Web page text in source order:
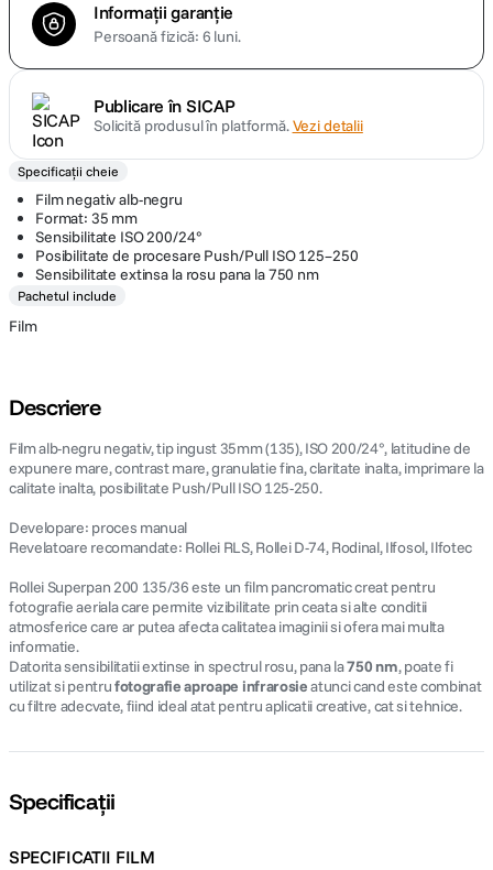
10. godox
Informații garanție
Persoană fizică: 6 luni.
Publicare în SICAP
Solicită produsul în platformă.Vezi detalii
Specificații cheie
Film negativ alb-negru
Format: 35 mm
Sensibilitate ISO 200/24°
Posibilitate de procesare Push/Pull ISO 125–250
Sensibilitate extinsa la rosu pana la 750 nm
Pachetul include
Film
Descriere
Film alb-negru negativ, tip ingust 35mm (135), ISO 200/24°, latitudine de
expunere mare, contrast mare, granulatie fina, claritate inalta, imprimare la
calitate inalta, posibilitate Push/Pull ISO 125-250.
Developare: proces manual
Revelatoare recomandate: Rollei RLS, Rollei D-74, Rodinal, Ilfosol, Ilfotec
Rollei Superpan 200 135/36 este un film pancromatic creat pentru
fotografie aeriala care permite vizibilitate prin ceata si alte conditii
atmosferice care ar putea afecta calitatea imaginii si ofera mai multa
informatie.
Datorita sensibilitatii extinse in spectrul rosu, pana la750 nm, poate fi
utilizat si pentrufotografie aproape infrarosieatunci cand este combinat
cu filtre adecvate, fiind ideal atat pentru aplicatii creative, cat si tehnice.
Specificații
SPECIFICATII FILM